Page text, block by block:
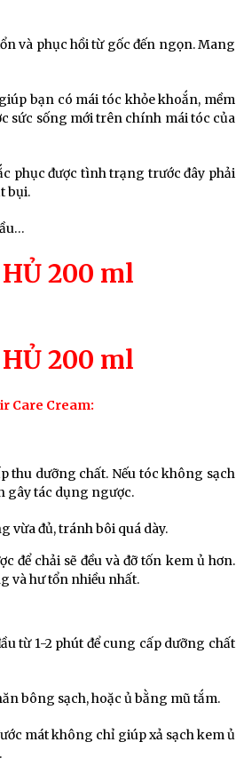
và phục hồi từ gốc đến ngọn. Mang
bạn có mái tóc khỏe khoắn, mềm
sức sống mới trên chính mái tóc của
phục được tình trạng trước đây phải
bụi.
200 ml
200 ml
Care Cream:
thu dưỡng chất. Nếu tóc không sạch
gây tác dụng ngược.
vừa đủ, tránh bôi quá dày.
để chải sẽ đều và đỡ tốn kem ủ hơn.
và hư tổn nhiều nhất.
từ 1-2 phút để cung cấp dưỡng chất
bông sạch, hoặc ủ bằng mũ tắm.
mát không chỉ giúp xả sạch kem ủ